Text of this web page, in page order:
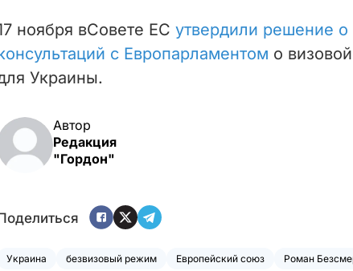
ноября вСовете ЕС утвердили решение о
с Европарламентом о
Украины.
Автор
Редакция
"Гордон"
Украина безвизовый режим Европейский союз Роман